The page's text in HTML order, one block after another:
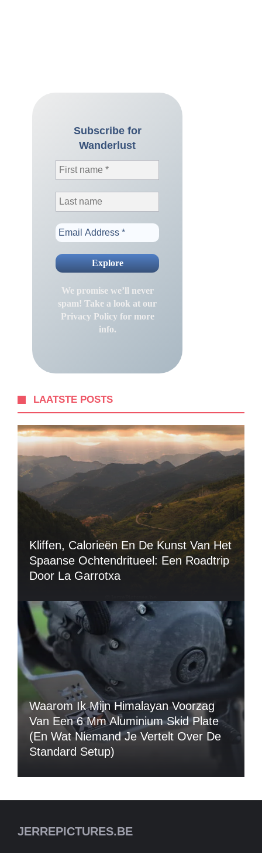
Subscribe for
Wanderlust
We promise we’ll never
spam! Take a look at our
Privacy Policyfor more
info.
LAATSTE POSTS
Kliffen, Calorieën En De Kunst Van Het
Spaanse Ochtendritueel: Een Roadtrip
Door La Garrotxa
Waarom Ik Mijn Himalayan Voorzag
Van Een 6 Mm Aluminium Skid Plate
(en Wat Niemand Je Vertelt Over De
Standard Setup)
JERREPICTURES.BE